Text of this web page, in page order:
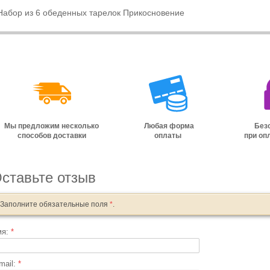
из 6 обеденных тарелок Прикосновение
Мы предложим несколько
способов доставки
Любая форма
оплаты
при
отзыв
Заполните обязательные поля *.
*
*
кружки Зверята с
Полная сервировка стола,
Серия